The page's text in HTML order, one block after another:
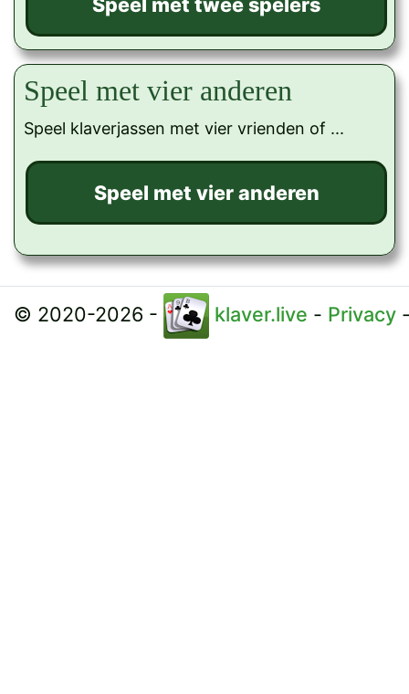
Speel met vier anderen
Speel klaverjassen met vier vrienden of ...
© 2020-2026 - klaver.live - Privacy